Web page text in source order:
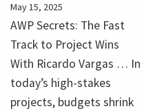
May 15, 2025
AWP Secrets: The Fast
Track to Project Wins
With Ricardo Vargas … In
today’s high-stakes
projects, budgets shrink